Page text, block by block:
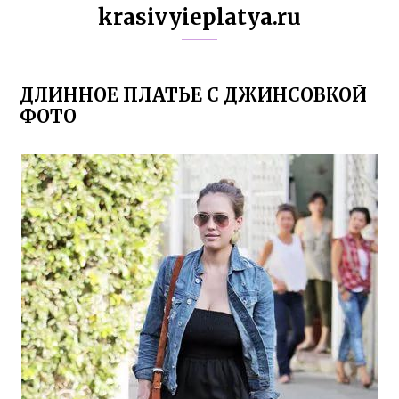
krasivyieplatya.ru
ДЛИННОЕ ПЛАТЬЕ С ДЖИНСОВКОЙ
ФОТО